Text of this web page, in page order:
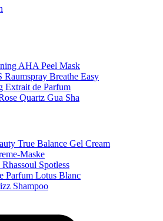
AHA Peel Mask
Breathe Easy
Extrait de Parfum
Quartz Gua Sha
True Balance Gel Cream
Maske
Spotless
Parfum Lotus Blanc
Shampoo